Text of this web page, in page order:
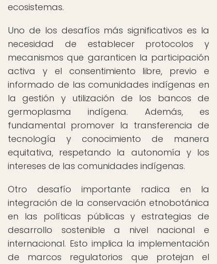
ecosistemas.
Uno de los desafíos más significativos es la
necesidad de establecer protocolos y
mecanismos que garanticen la participación
activa y el consentimiento libre, previo e
informado de las comunidades indígenas en
la gestión y utilización de los bancos de
germoplasma indígena. Además, es
fundamental promover la transferencia de
tecnología y conocimiento de manera
equitativa, respetando la autonomía y los
intereses de las comunidades indígenas.
Otro desafío importante radica en la
integración de la conservación etnobotánica
en las políticas públicas y estrategias de
desarrollo sostenible a nivel nacional e
internacional. Esto implica la implementación
de marcos regulatorios que protejan el